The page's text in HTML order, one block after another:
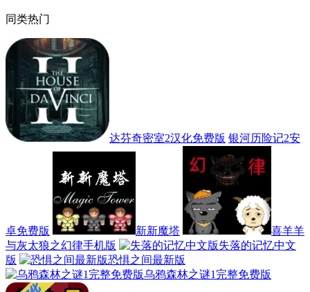
同类热门
达芬奇密室2汉化免费版 银河历险记2安
卓免费版 新新魔塔
喜羊羊
与灰太狼之幻律手机版
失落的记忆中文
版
恐惧之间最新版
乌鸦森林之谜1完整免费版